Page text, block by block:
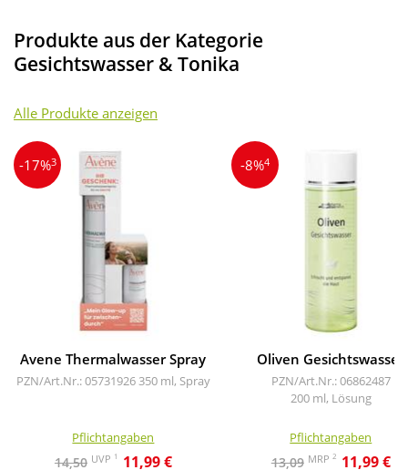
Produkte aus der Kategorie
Gesichtswasser & Tonika
Alle Produkte anzeigen
-17%3
Avene Thermalwasser Spray
PZN/Art.Nr.: 05731926 350 ml, Spray
Pflichtangaben
14,50 UVP 1 11,99 €
-8%4
Oliven Gesichtswasser
PZN/Art.Nr.: 06862487
200 ml, Lösung
Pflichtangaben
13,09 MRP 2 11,99 €